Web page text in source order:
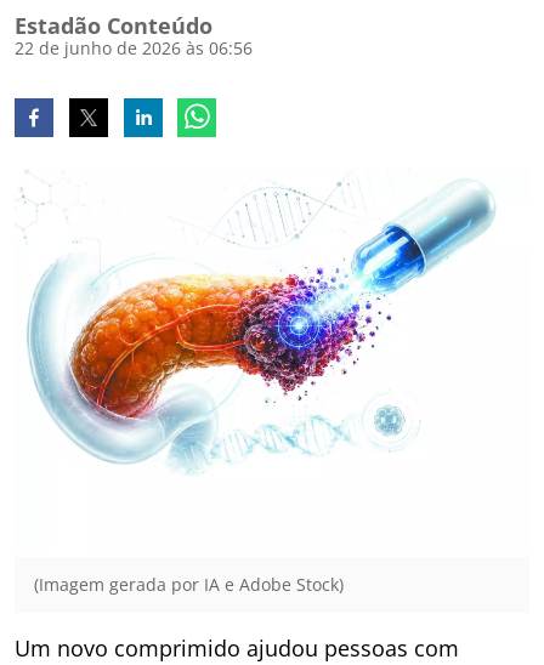
Estadão Conteúdo
22 de junho de 2026 às 06:56
(Imagem gerada por IA e Adobe Stock)
Um novo comprimido ajudou pessoas com